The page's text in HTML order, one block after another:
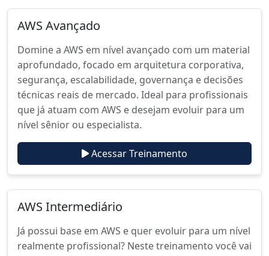
AWS Avançado
Domine a AWS em nível avançado com um material
aprofundado, focado em arquitetura corporativa,
segurança, escalabilidade, governança e decisões
técnicas reais de mercado. Ideal para profissionais
que já atuam com AWS e desejam evoluir para um
nível sênior ou especialista.
Acessar Treinamento
AWS Intermediário
Já possui base em AWS e quer evoluir para um nível
realmente profissional? Neste treinamento você vai